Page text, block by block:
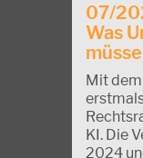
07/
Was
Mit
KI. Die
2024